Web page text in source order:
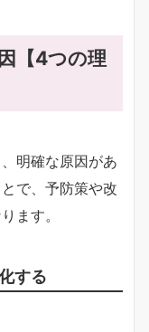
【4つの理
明確な原因があ
で、予防策や改
ます。
する